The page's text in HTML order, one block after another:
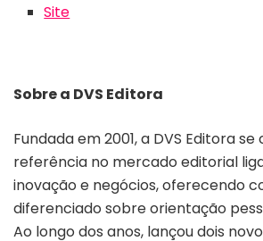
Site
Sobre a DVS Editora
Fundada em 2001, a DVS Editora
referência no mercado editorial
inovação e negócios, oferecendo
diferenciado sobre orientação
Ao longo dos anos, lançou dois